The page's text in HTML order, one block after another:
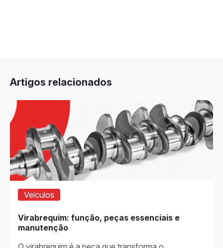
Artigos relacionados
Veículos
Virabrequim: função, peças essenciais e
manutenção